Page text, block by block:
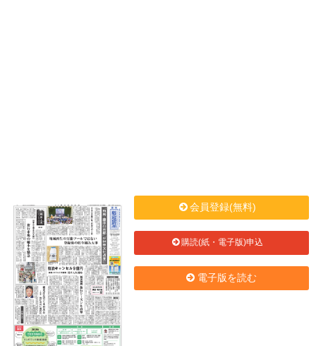
会員登録(無料)
購読(紙・電子版)申込
電子版を読む